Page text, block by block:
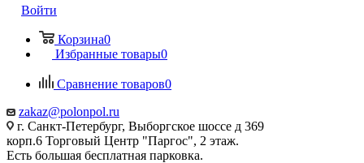
Войти
Корзина0
Избранные товары0
Сравнение товаров0
zakaz@polonpol.ru
г. Санкт-Петербург, Выборгское шоссе д 369
корп.6 Торговый Центр "Паргос", 2 этаж.
Есть большая бесплатная парковка.